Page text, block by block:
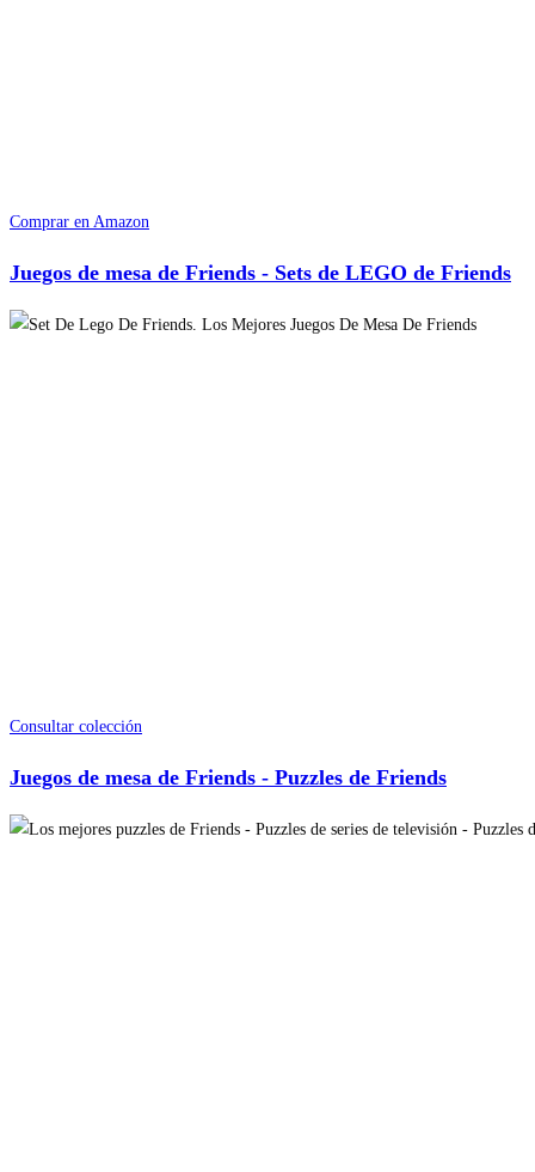
Comprar en Amazon
Juegos de mesa de Friends - Sets de LEGO de Friends
Consultar colección
Juegos de mesa de Friends - Puzzles de Friends